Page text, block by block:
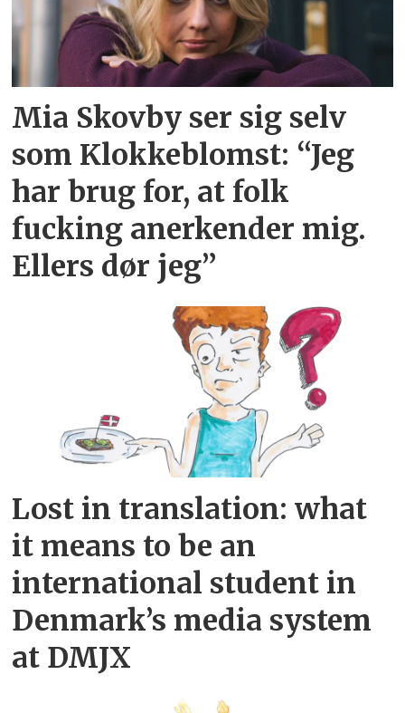
Mia Skovby ser sig selv
som Klokkeblomst: “Jeg
har brug for, at folk
fucking anerkender mig.
Ellers dør jeg”
Lost in translation: what
it means to be an
international student in
Denmark’s media system
at DMJX